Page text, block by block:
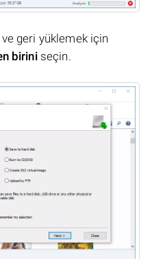
geri yüklemek için
biriniseçin.